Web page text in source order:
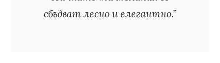
сбъдват лесно и елегантно.”